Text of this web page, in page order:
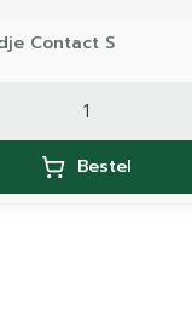
Contact S
Bestel